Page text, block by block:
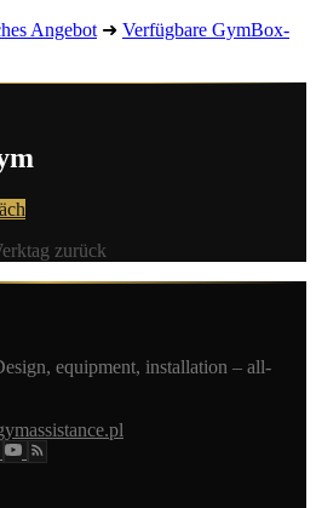
Angebot➜ Verfügbare GymBox-
zurück
equipment, installation – all-